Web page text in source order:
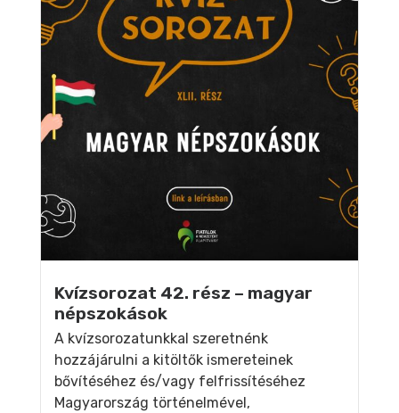
Kvízsorozat 42. rész – magyar
népszokások
A kvízsorozatunkkal szeretnénk
hozzájárulni a kitöltők ismereteinek
bővítéséhez és/vagy felfrissítéséhez
Magyarország történelmével,